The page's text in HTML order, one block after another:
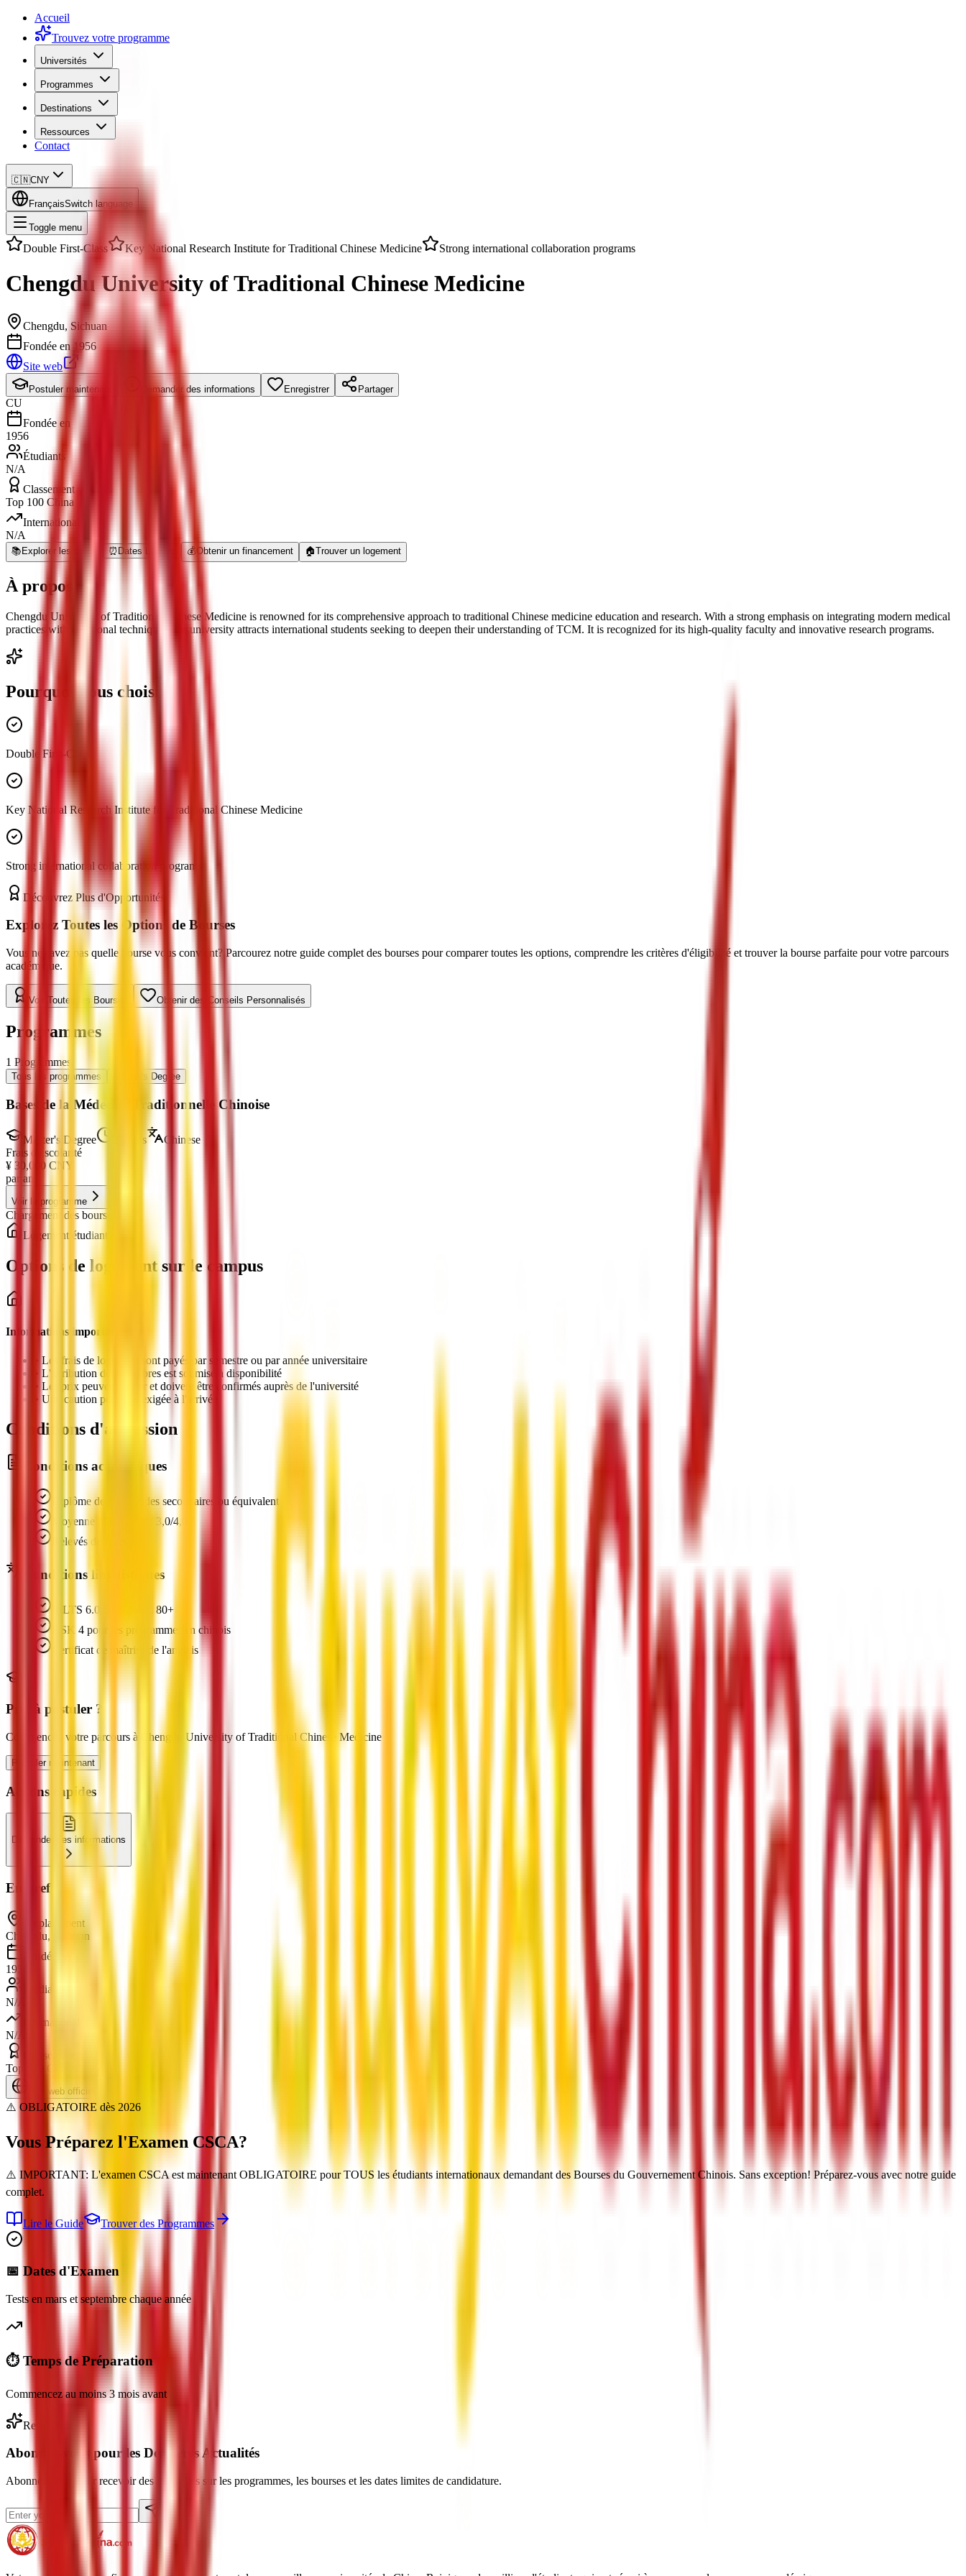
Accueil
Trouvez votre programme
Universités
Programmes
Destinations
Ressources
Contact
🇨🇳CNY
FrançaisSwitch language
Toggle menu
Double First-Class Key National Research Institute for Traditional Chinese Medicine Strong international collaboration programs
Chengdu University of Traditional Chinese Medicine
Chengdu, Sichuan
Fondée en 1956
Site web
Postuler maintenant Demander des informations Enregistrer Partager
CU
Fondée en
1956
Étudiants
N/A
Classement
Top 100 China
International
N/A
📚 Explorer les cours ⏰ Dates Limites 💰 Obtenir un financement 🏠Trouver un logement
À propos
Chengdu University of Traditional Chinese Medicine is renowned for its comprehensive approach to traditional Chinese medicine education and research. With a strong emphasis on integrating modern medical
practices with traditional techniques, the university attracts international students seeking to deepen their understanding of TCM. It is recognized for its high-quality faculty and innovative research programs.
Pourquoi nous choisir
Double First-Class
Key National Research Institute for Traditional Chinese Medicine
Strong international collaboration programs
Découvrez Plus d'Opportunités
Explorez Toutes les Options de Bourses
Vous ne savez pas quelle bourse vous convient? Parcourez notre guide complet des bourses pour comparer toutes les options, comprendre les critères d'éligibilité et trouver la bourse parfaite pour votre parcours
académique.
Voir Toutes les Bourses Obtenir des Conseils Personnalisés
Programmes
1 Programmes
Tous les programmes Master's Degree
Bases de la Médecine Traditionnelle Chinoise
Master's Degree 3 Years
Chinese
Frais de scolarité
¥ 30,000 CNY
par an
Voir le programme
Chargement des bourses...
Logement étudiant
Options de logement sur le campus
Informations importantes
Les frais de logement sont payés par semestre ou par année universitaire
L'attribution des chambres est soumise à disponibilité
Les prix peuvent varier et doivent être confirmés auprès de l'université
• Une caution peut être exigée à l'arrivée
Conditions d'admission
Conditions académiques
Diplôme de fin d'études secondaires ou équivalent
Moyenne minimale de 3,0/4,0
Relevés de notes
Conditions linguistiques
IELTS 6.0 ou TOEFL 80+
HSK 4 pour les programmes en chinois
Certificat de maîtrise de l'anglais
Prêt à postuler ?
Commencez votre parcours à Chengdu University of Traditional Chinese Medicine
Postuler maintenant
Actions rapides
Demander des informations
En bref
Emplacement
Chengdu, Sichuan
Fondée en
1956
Étudiants
N/A
International
N/A
Classement
Top 100 China
Site web officiel
⚠️ OBLIGATOIRE dès 2026
Vous Préparez l'Examen CSCA?
⚠️ IMPORTANT: L'examen CSCA est maintenant OBLIGATOIRE pour TOUS les étudiants internationaux demandant des Bourses du Gouvernement Chinois. Sans exception! Préparez-vous avec notre guide
complet.
Lire le Guide Trouver des Programmes
📅 Dates d'Examen
Tests en mars et septembre chaque année
⏱️ Temps de Préparation
Commencez au moins 3 mois avant
Restez Informé
Abonnez-vous pour les Dernières Actualités
Abonnez-vous pour recevoir des nouvelles sur les programmes, les bourses et les dates limites de candidature.